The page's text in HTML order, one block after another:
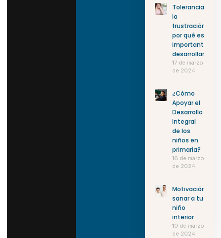
Tolerancia a
la
frustración:
por qué es
importante
desarrollarla
17 de marzo
de 2024
¿Cómo
Apoyar el
Desarrollo
Integral
de los
niños en
primaria?
16 de marzo
de 2024
Motivación:
sanar a tu
niño
interior
10 de marzo
de 2024